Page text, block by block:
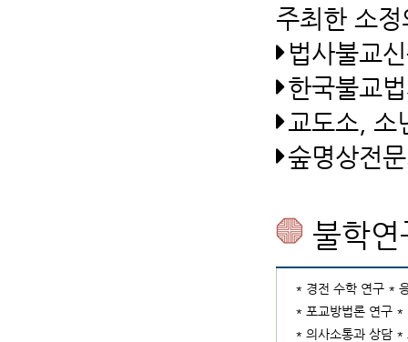
주최한 소
법사불교
한국불교
교도소, 소
숲명상전
불학
* 경전 수학 연구 *
* 포교방법론 연구 *
* 의사소통과 상담 *